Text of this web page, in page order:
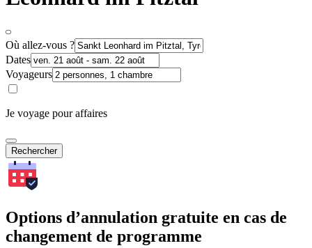
Où allez-vous ?
Dates
Voyageurs
Je voyage pour affaires
Rechercher
Options d’annulation gratuite en cas de
changement de programme